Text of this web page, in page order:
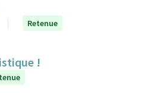
Retenue
!